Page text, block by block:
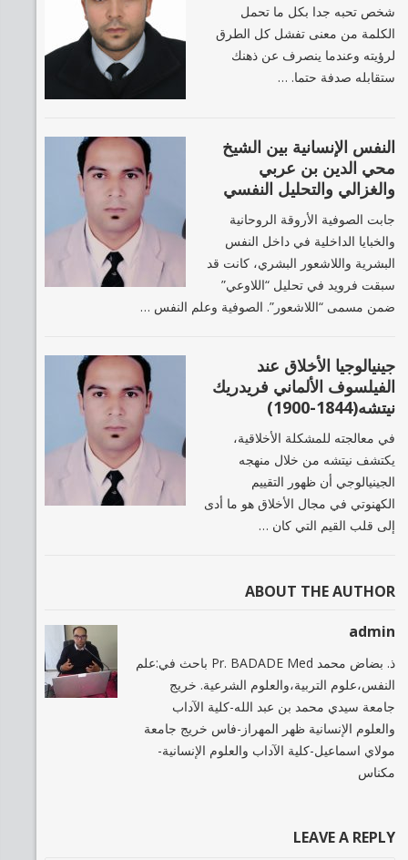
شخص تحبه جدا بكل ما تحمل
الكلمة من معنى تفشل كل الطرق
لرؤيته وعندما ينصرف عن ذهنك
ستقابله صدفة حتما. …
النفس الإنسانية بين الشيخ
محي الدين بن عربي
والغزالي والتحليل النفسي
جابت الصوفية الأروقة الروحانية
والخبايا الداخلية في داخل النفس
البشرية واللاشعور البشري، كانت قد
سبقت فرويد في تحليل “اللاوعي”
ضمن مسمى “اللاشعور”. الصوفية وعلم النفس …
جينيالوجيا الأخلاق عند
الفيلسوف الألماني فريدريك
نيتشه(1844-1900)
في معالجته للمشكلة الأخلاقية،
يكتشف نيتشه من خلال منهجه
الجينيالوجي أن ظهور التقييم
الكهنوتي في مجال الأخلاق هو ما أدى
إلى قلب القيم التي كان …
ABOUT THE AUTHOR
admin
ذ. بضاض محمد Pr. BADADE Med باحث في:علم
النفس،علوم التربية،والعلوم الشرعية. خريج
جامعة سيدي محمد بن عبد الله-كلية الآداب
والعلوم الإنسانية ظهر المهراز-فاس خريج جامعة
مولاي اسماعيل-كلية الآداب والعلوم الإنسانية-
مكناس
LEAVE A REPLY